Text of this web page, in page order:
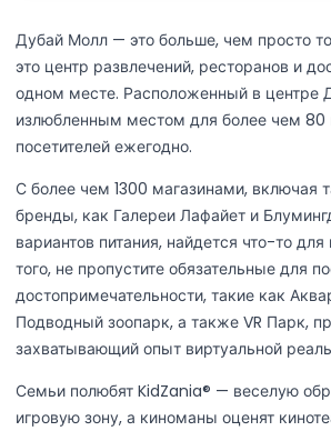
Дубай Молл — это больше, чем просто
это центр развлечений, ресторанов и
одном месте. Расположенный в центре
излюбленным местом для более чем 80
посетителей ежегодно.
С более чем 1300 магазинами, включая
бренды, как Галереи Лафайет и
вариантов питания, найдется что-то
того, не пропустите обязательные для
достопримечательности, такие как
Подводный зоопарк, а также VR Парк,
захватывающий опыт виртуальной
Семьи полюбят KidZania® — веселую
игровую зону, а киноманы оценят